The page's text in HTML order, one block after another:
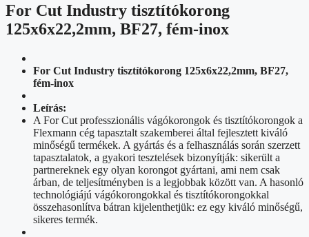
For Cut Industry tisztítókorong
125x6x22,2mm, BF27, fém-inox
For Cut Industry tisztítókorong 125x6x22,2mm, BF27,
fém-inox
Leírás:
A For Cut professzionális vágókorongok és tisztítókorongok a
Flexmann cég tapasztalt szakemberei által fejlesztett kiváló
minőségű termékek. A gyártás és a felhasználás során szerzett
tapasztalatok, a gyakori tesztelések bizonyítják: sikerült a
partnereknek egy olyan korongot gyártani, ami nem csak
árban, de teljesítményben is a legjobbak között van. A hasonló
technológiájú vágókorongokkal és tisztítókorongokkal
összehasonlítva bátran kijelenthetjük: ez egy kiváló minőségű,
sikeres termék.